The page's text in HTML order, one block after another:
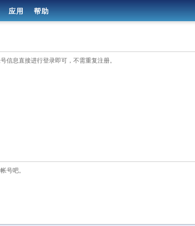
应用 帮助
信息直接进行登录即可，不需重复注册。
号吧。